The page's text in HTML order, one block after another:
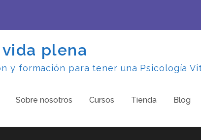
plena
y formación para tener una Psicología
Sobre nosotros Cursos Tienda Blog